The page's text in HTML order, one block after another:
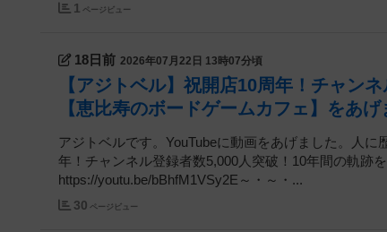
1 ページビュー
18日前 2026年07月22日 13時07分頃
【アジトベル】祝開店10周年！チャン
【恵比寿のボードゲームカフェ】をあげ
アジトベルです。YouTubeに動画をあげました。人
年！チャンネル登録者数5,000人突破！10年間の軌跡
https://youtu.be/bBhfM1VSy2E～・～・...
30 ページビュー